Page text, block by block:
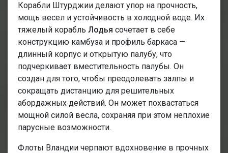
Корабли Штурджии делают упор на прочность,
мощь весел и устойчивость в холодной воде. Их
тяжелый корабль Лодья сочетает в себе
конструкцию камбуза и профиль баркаса —
длинный корпус и открытую палубу, что
подчеркивает вместительность палубы. Он
создан для того, чтобы преодолевать залпы и
сокращать дистанцию для решительных
абордажных действий. Он может похвастаться
мощной силой весла, сохраняя при этом неплохие
парусные возможности.
Флоты Вландии черпают вдохновение в прочных